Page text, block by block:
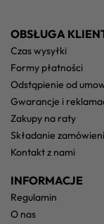
OBSŁUGA
czas wysyłki
formy płatności
odstąpienie od
gwarancje i
zakupy na raty
składanie
kontakt z nami
INFORMACJE
regulamin
o nas